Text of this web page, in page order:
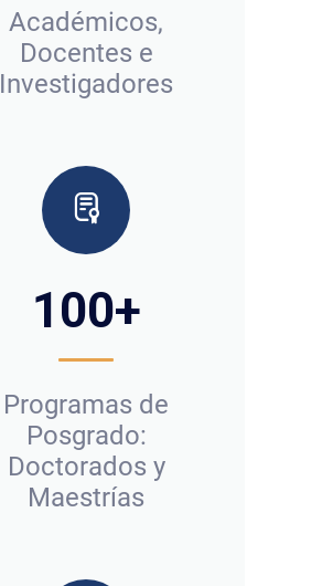
Académicos,
Docentes e
Investigadores
100+
Programas de
Posgrado:
Doctorados y
Maestrías